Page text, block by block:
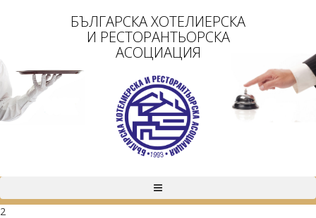
БЪЛГАРСКА ХОТЕЛИЕРСКА
И РЕСТОРАНТЬОРСКА
АСОЦИАЦИЯ
2